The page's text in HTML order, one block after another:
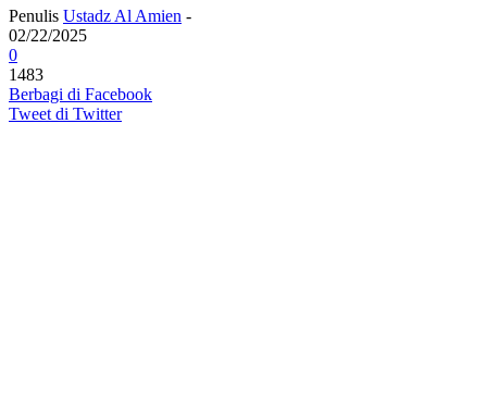
Penulis Ustadz Al Amien -
02/22/2025
0
1483
Berbagi di Facebook
Tweet di Twitter